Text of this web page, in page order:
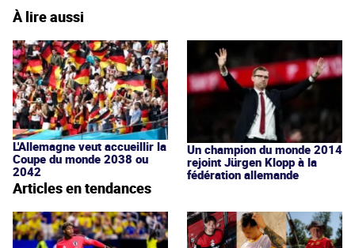
À lire aussi
L'Allemagne veut accueillir la
Coupe du monde 2038 ou
2042
Un champion du monde 2014
rejoint Jürgen Klopp à la
fédération allemande
Articles en tendances